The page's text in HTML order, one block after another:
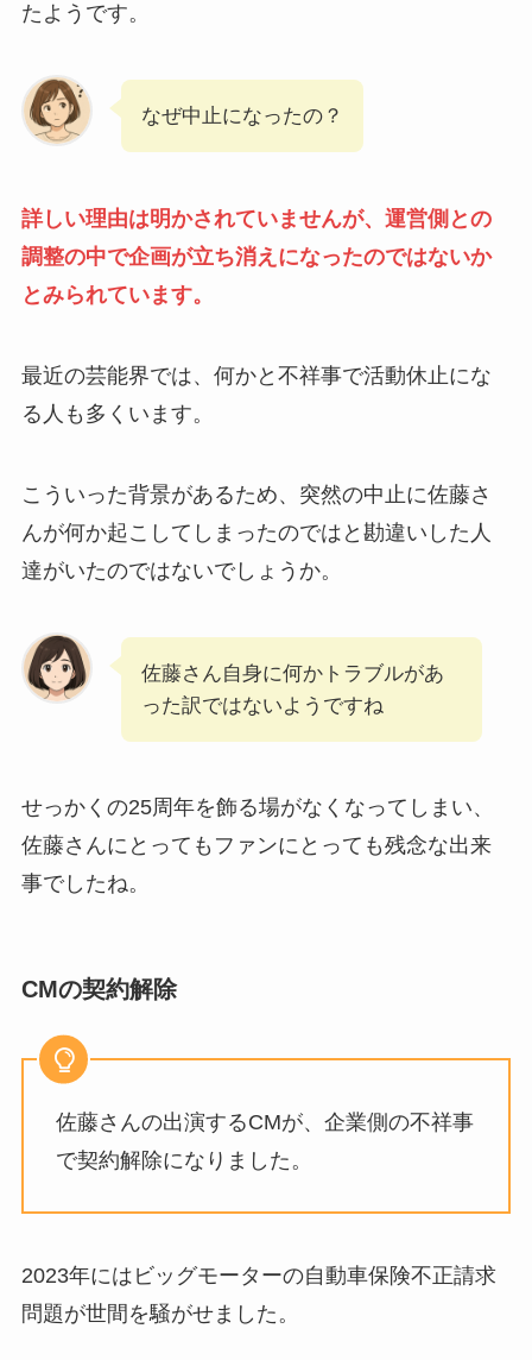
たようです。
なぜ中止になったの？
詳しい理由は明かされていませんが、運営側との
調整の中で企画が立ち消えになったのではないか
とみられています。
最近の芸能界では、何かと不祥事で活動休止にな
る人も多くいます。
こういった背景があるため、突然の中止に佐藤さ
んが何か起こしてしまったのではと勘違いした人
達がいたのではないでしょうか。
佐藤さん自身に何かトラブルがあ
った訳ではないようですね
せっかくの25周年を飾る場がなくなってしまい、
佐藤さんにとってもファンにとっても残念な出来
事でしたね。
CMの契約解除
佐藤さんの出演するCMが、企業側の不祥事
で契約解除になりました。
2023年にはビッグモーターの自動車保険不正請求
問題が世間を騒がせました。